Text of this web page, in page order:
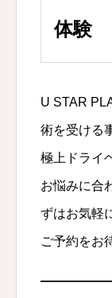
体験
U STAR
術を受ける
極上ドライ
お悩みに合
ずはお気軽
ご予約をお